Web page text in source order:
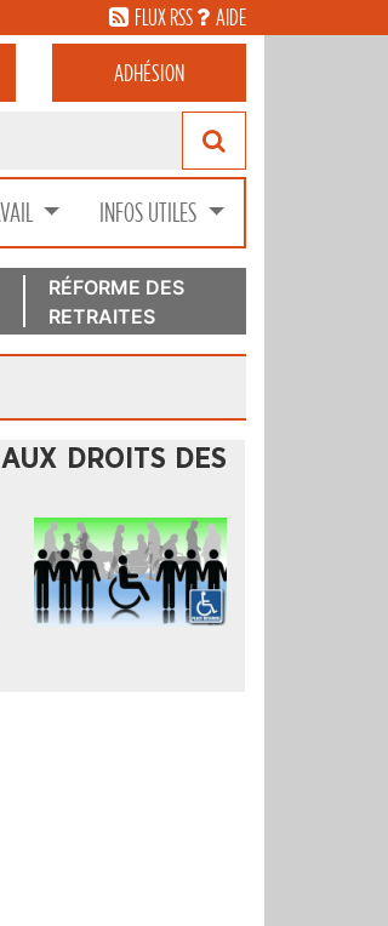
FLUX RSS AIDE
ADHÉSION
INFOS UTILES
RÉFORME DES
RETRAITES
DROITS DES